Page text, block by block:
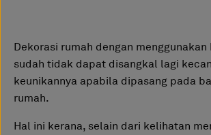
Dekorasi rumah dengan
sudah tidak dapat disangkal lagi
keunikannya apabila dipasang pada
rumah.
Hal ini kerana, selain dari kelihatan